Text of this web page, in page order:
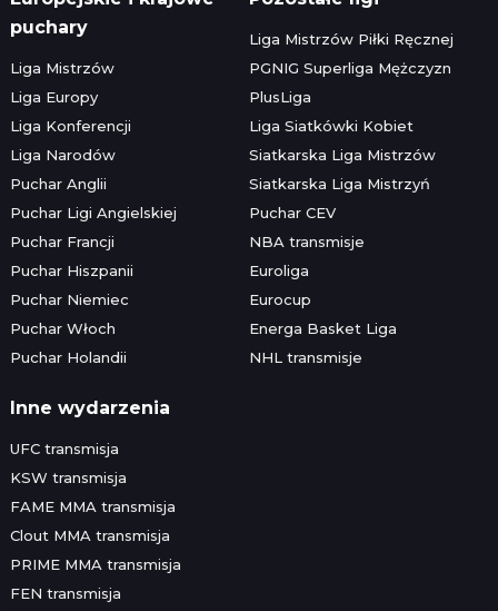
puchary
Liga Mistrzów
Liga Europy
Liga Konferencji
Liga Narodów
Puchar Anglii
Puchar Ligi Angielskiej
Puchar Francji
Puchar Hiszpanii
Puchar Niemiec
Puchar Włoch
Puchar Holandii
Liga Mistrzów Piłki Ręcznej
PGNIG Superliga Mężczyzn
PlusLiga
Liga Siatkówki Kobiet
Siatkarska Liga Mistrzów
Siatkarska Liga Mistrzyń
Puchar CEV
NBA transmisje
Euroliga
Eurocup
Energa Basket Liga
NHL transmisje
Inne wydarzenia
UFC transmisja
KSW transmisja
FAME MMA transmisja
Clout MMA transmisja
PRIME MMA transmisja
FEN transmisja